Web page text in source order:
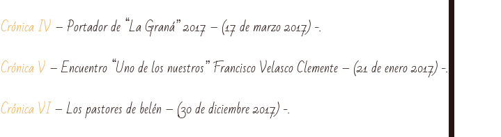
Crónica IV– Portador de “La Graná” 2017 – (17 de marzo 2017) -.
Crónica V– Encuentro “Uno de los nuestros” Francisco Velasco Clemente – (21 de enero 2017) -.
Crónica VI– Los pastores de belén – (30 de diciembre 2017) -.